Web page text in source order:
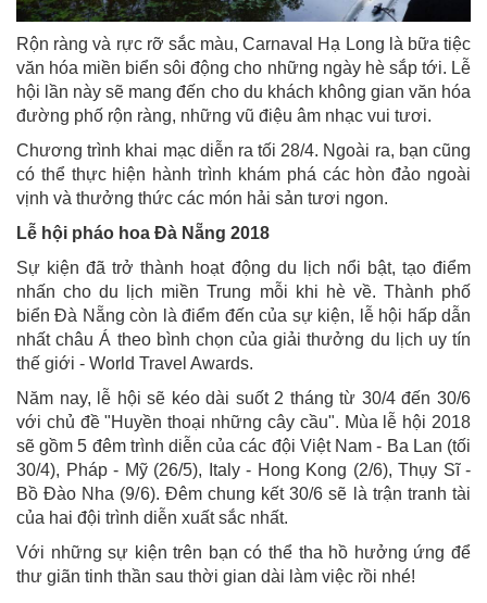
Rộn ràng và rực rỡ sắc màu, Carnaval Hạ Long là bữa tiệc
văn hóa miền biển sôi động cho những ngày hè sắp tới. Lễ
hội lần này sẽ mang đến cho du khách không gian văn hóa
đường phố rộn ràng, những vũ điệu âm nhạc vui tươi.
Chương trình khai mạc diễn ra tối 28/4. Ngoài ra, bạn cũng
có thể thực hiện hành trình khám phá các hòn đảo ngoài
vịnh và thưởng thức các món hải sản tươi ngon.
Lễ hội pháo hoa Đà Nẵng 2018
Sự kiện đã trở thành hoạt động du lịch nổi bật, tạo điểm
nhấn cho du lịch miền Trung mỗi khi hè về. Thành phố
biển Đà Nẵng còn là điểm đến của sự kiện, lễ hội hấp dẫn
nhất châu Á theo bình chọn của giải thưởng du lịch uy tín
thế giới - World Travel Awards.
Năm nay, lễ hội sẽ kéo dài suốt 2 tháng từ 30/4 đến 30/6
với chủ đề "Huyền thoại những cây cầu". Mùa lễ hội 2018
sẽ gồm 5 đêm trình diễn của các đội Việt Nam - Ba Lan (tối
30/4), Pháp - Mỹ (26/5), Italy - Hong Kong (2/6), Thụy Sĩ -
Bồ Đào Nha (9/6). Đêm chung kết 30/6 sẽ là trận tranh tài
của hai đội trình diễn xuất sắc nhất.
Với những sự kiện trên bạn có thể tha hồ hưởng ứng để
thư giãn tinh thần sau thời gian dài làm việc rồi nhé!